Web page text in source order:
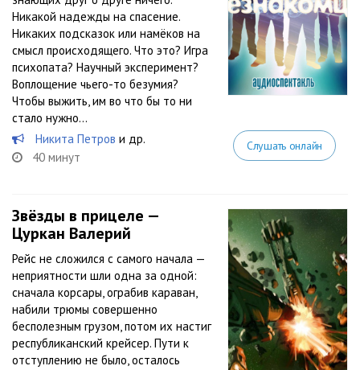
Никакой надежды на спасение.
Никаких подсказок или намёков на
смысл происходящего. Что это? Игра
психопата? Научный эксперимент?
Воплощение чьего-то безумия?
Чтобы выжить, им во что бы то ни
стало нужно...
Никита Петров и др.
40 минут
Слушать онлайн
Звёзды в прицеле —
Цуркан Валерий
Рейс не сложился с самого начала —
неприятности шли одна за одной:
сначала корсары, ограбив караван,
набили трюмы совершенно
бесполезным грузом, потом их настиг
республиканский крейсер. Пути к
отступлению не было, осталось